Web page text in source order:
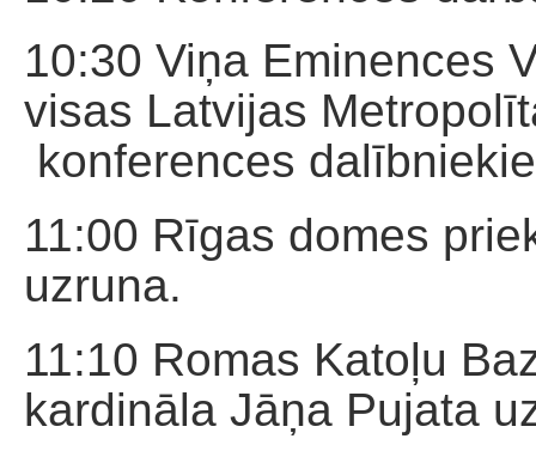
10:30 Viņa Eminences
visas Latvijas
konferences
11:00 Rīgas domes
uzruna.
11:10 Romas Katoļu
kardināla Jāņa Pujata